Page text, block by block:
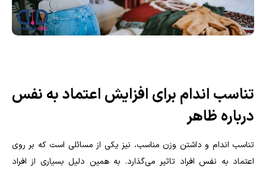
تناسب اندام برای افزایش اعتماد به نفس
درباره ظاهر
تناسب اندام و داشتن وزن مناسب، نیز یکی از مسائلی است که بر روی
اعتماد به نفس افراد تاثیر می‌گذارد. به همین دلیل بسیاری از افراد